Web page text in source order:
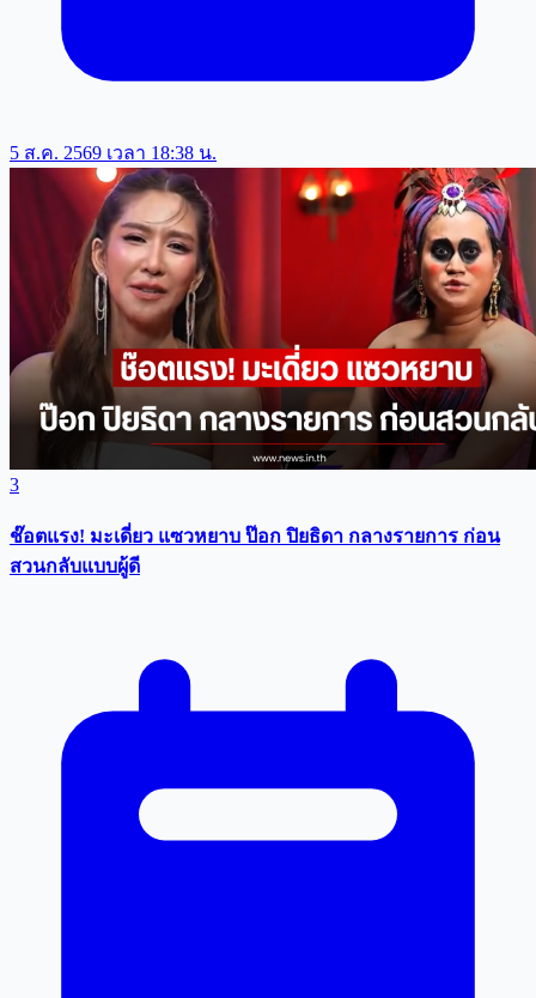
5 ส.ค. 2569 เวลา 18:38 น.
3
ช๊อตแรง! มะเดี่ยว แซวหยาบ ป๊อก ปิยธิดา กลางรายการ ก่อน
สวนกลับแบบผู้ดี